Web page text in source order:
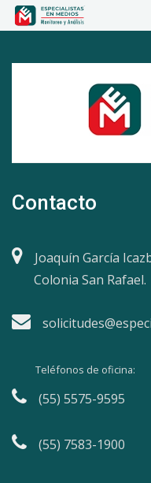
Contacto
Joaquín García
Colonia San Rafael.
Teléfonos de oficina:
(55) 5575-9595
(55) 7583-1900